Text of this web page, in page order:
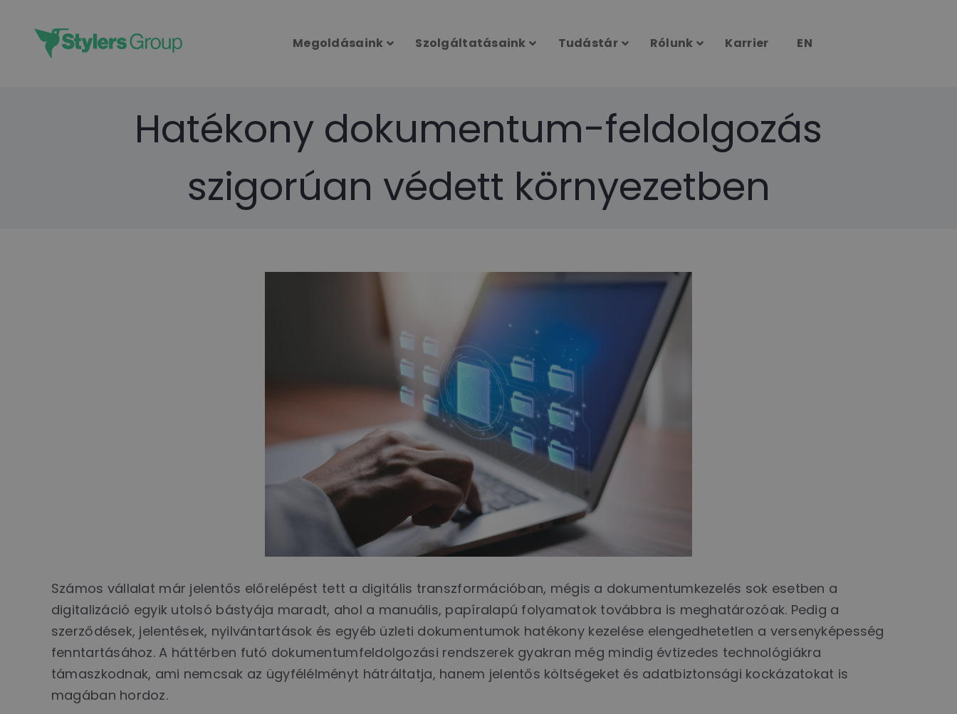
content
Megoldásaink Szolgáltatásaink Tudástár Rólunk Karrier EN
Hatékony dokumentum-feldolgozás
szigorúan védett környezetben
Számos vállalat már jelentős előrelépést tett a digitális transzformációban, mégis a dokumentumkezelés sok esetben a
digitalizáció egyik utolsó bástyája maradt, ahol a manuális, papíralapú folyamatok továbbra is meghatározóak. Pedig a
szerződések, jelentések, nyilvántartások és egyéb üzleti dokumentumok hatékony kezelése elengedhetetlen a versenyképesség
fenntartásához. A háttérben futó dokumentumfeldolgozási rendszerek gyakran még mindig évtizedes technológiákra
támaszkodnak, ami nemcsak az ügyfélélményt hátráltatja, hanem jelentős költségeket és adatbiztonsági kockázatokat is
magában hordoz.